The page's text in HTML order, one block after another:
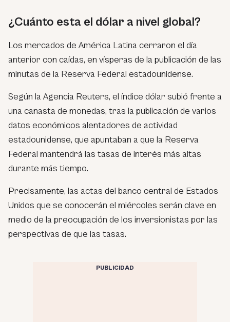
¿Cuánto esta el dólar a nivel global?
Los mercados de América Latina cerraron el día
anterior con caídas, en vísperas de la publicación de las
minutas de la Reserva Federal estadounidense.
Según la Agencia Reuters, el índice dólar subió frente a
una canasta de monedas, tras la publicación de varios
datos económicos alentadores de actividad
estadounidense, que apuntaban a que la Reserva
Federal mantendrá las tasas de interés más altas
durante más tiempo.
Precisamente, las actas del banco central de Estados
Unidos que se conocerán el miércoles serán clave en
medio de la preocupación de los inversionistas por las
perspectivas de que las tasas.
PUBLICIDAD